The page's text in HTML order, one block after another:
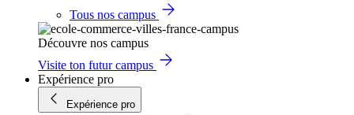
Tous nos campus
Découvre nos campus
Visite ton futur campus
Expérience pro
Expérience pro